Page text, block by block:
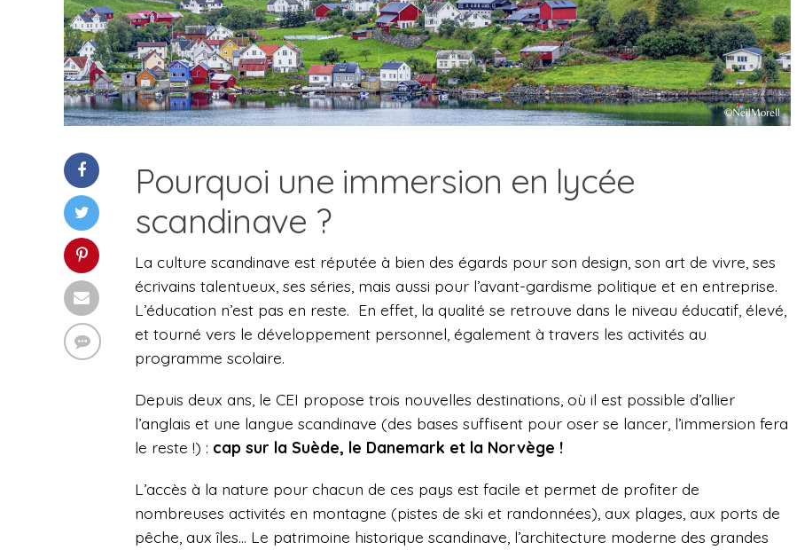
Pourquoi une immersion en lycée
scandinave ?
La culture scandinave est réputée à bien des égards pour son design, son art de vivre, ses
écrivains talentueux, ses séries, mais aussi pour l’avant-gardisme politique et en entreprise.
L’éducation n’est pas en reste. En effet, la qualité se retrouve dans le niveau éducatif, élevé,
et tourné vers le développement personnel, également à travers les activités au
programme scolaire.
Depuis deux ans, le CEI propose trois nouvelles destinations, où il est possible d’allier
l’anglais et une langue scandinave (des bases suffisent pour oser se lancer, l’immersion fera
le reste !) : cap sur la Suède, le Danemark et la Norvège !
L’accès à la nature pour chacun de ces pays est facile et permet de profiter de
nombreuses activités en montagne (pistes de ski et randonnées), aux plages, aux ports de
pêche, aux îles… Le patrimoine historique scandinave, l’architecture moderne des grandes